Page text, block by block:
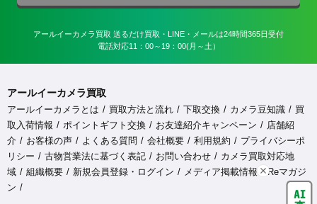
アールイーカメラ買取 送るだけ買取・LINE・メールは24時間365日受付
電話対応11：00～19：00(月～土）
アールイーカメラ買取
アールイーカメラとは 買取方法と流れ 下取交換 カメラ豆知識
買
取入荷情報
ポイントギフト交換 お友達紹介キャンペーン
店舗紹
介
お客様の声 よくある質問 会社概要 利用規約
プライバシーポ
リシー
古物営業法に基づく表記 お問い合わせ
カメラ買取対応地
域
組織概要 新規会員登録・ログイン メディア掲載情報
Reマガジ
ン